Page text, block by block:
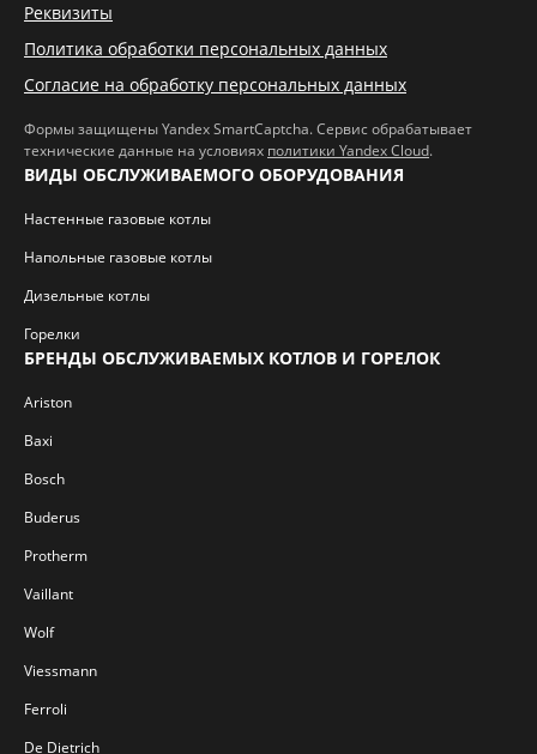
Реквизиты
Политика обработки персональных данных
Согласие на обработку персональных данных
Формы защищены Yandex SmartCaptcha. Сервис обрабатывает
технические данные на условиях политики Yandex Cloud.
ВИДЫ ОБСЛУЖИВАЕМОГО ОБОРУДОВАНИЯ
Настенные газовые котлы
Напольные газовые котлы
Дизельные котлы
Горелки
БРЕНДЫ ОБСЛУЖИВАЕМЫХ КОТЛОВ И ГОРЕЛОК
Ariston
Baxi
Bosch
Buderus
Protherm
Vaillant
Wolf
Viessmann
Ferroli
De Dietrich